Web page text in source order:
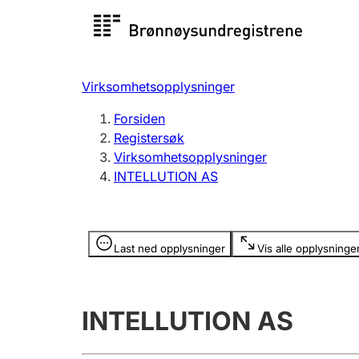
Registersøk
Registrere, endre, slette
Virksomhetsopplysninger
Forsiden
Registersøk
Virksomhetsopplysninger
INTELLUTION AS
Last ned opplysninger Vis alle
Opplysninger er skjult
INTELLUTION AS